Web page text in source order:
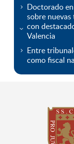
Doctorado
sobre
con
Valencia
Entre
como fiscal